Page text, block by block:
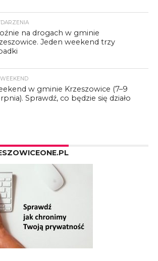
na drogach w gminie
Jeden weekend trzy
w gminie Krzeszowice (7–9
Sprawdź, co będzie się działo